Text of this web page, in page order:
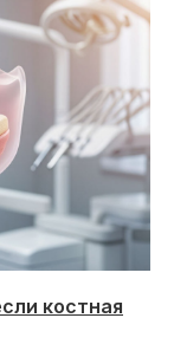
костная